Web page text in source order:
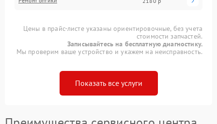
Цены в прайс-листе указаны ориентировочные, без учета
стоимости запчастей.
Записывайтесь на бесплатную диагностику.
Мы проверим ваше устройство и укажем на неисправность.
Показать все услуги